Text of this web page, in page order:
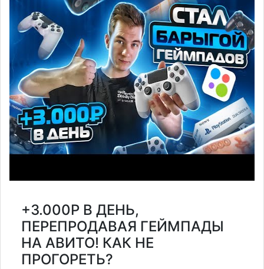
+3.000Р В ДЕНЬ,
ПЕРЕПРОДАВАЯ ГЕЙМПАДЫ
НА АВИТО! КАК НЕ
ПРОГОРЕТЬ?